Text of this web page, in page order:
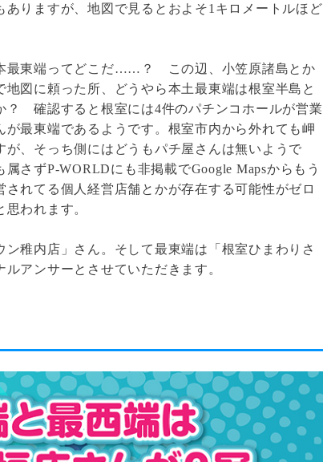
りますが、地図で見るとおよそ1キロメートルほど
最東端ってどこだ……？ この辺、小笠原諸島とか
図に頼った所、どうやら本土最東端は根室半島と
？ 確認すると根室には4件のパチンコホールが営業
最東端であるようです。根室市内から外れても岬
、そっち側にはどうもパチ屋さんは無いようで
さずP-WORLDにも非掲載でGoogle Mapsからもう
れてる個人経営店舗とかが存在する可能性がゼロ
われます。
稚内店」さん。そして最東端は「根室ひまわりさ
アンサーとさせていただきます。